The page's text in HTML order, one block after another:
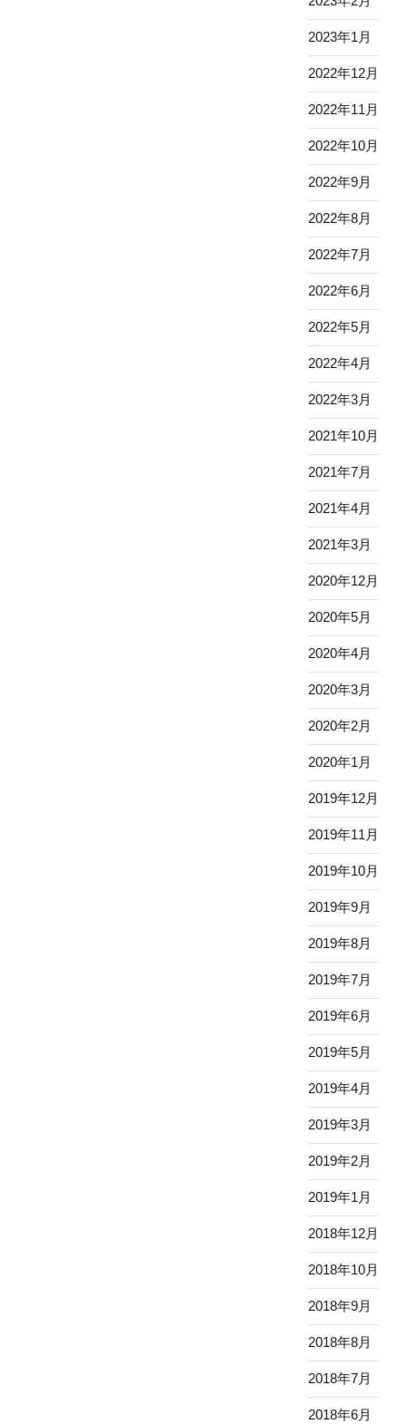
2023年1月
2022年12月
2022年11月
2022年10月
2022年9月
2022年8月
2022年7月
2022年6月
2022年5月
2022年4月
2022年3月
2021年10月
2021年7月
2021年4月
2021年3月
2020年12月
2020年5月
2020年4月
2020年3月
2020年2月
2020年1月
2019年12月
2019年11月
2019年10月
2019年9月
2019年8月
2019年7月
2019年6月
2019年5月
2019年4月
2019年3月
2019年2月
2019年1月
2018年12月
2018年10月
2018年9月
2018年8月
2018年7月
2018年6月